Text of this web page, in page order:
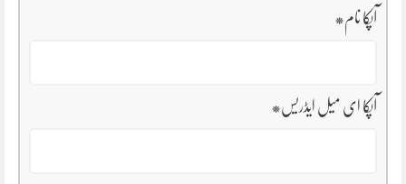
آپکا نام*
آپکا ای میل ایڈریس*